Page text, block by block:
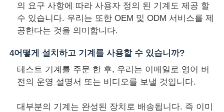
의 요구 사항에 따라 사용자 정의 된 기계도 제공 할
수 있습니다. 우리는 또한 OEM 및 ODM 서비스를 제
공한다는 것을 의미합니다.
4어떻게 설치하고 기계를 사용할 수 있습니까?
테스트 기계를 주문 한 후, 우리는 이메일로 영어 버
전의 운영 설명서 또는 비디오를 보낼 것입니다.
대부분의 기계는 완성된 장치로 배송됩니다. 즉 이미